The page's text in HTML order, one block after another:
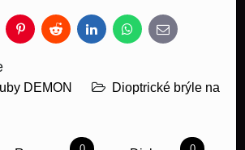
PinterestReddit LinkedInWhatsApp
E-
mail
DEMON
Dioptrické brýle na